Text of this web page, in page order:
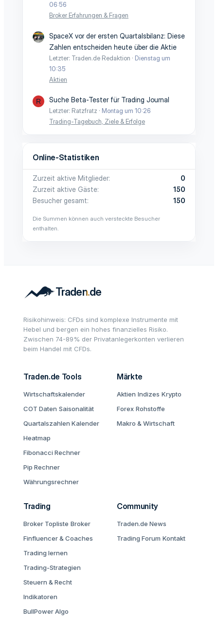
06:56
Broker Erfahrungen & Fragen
SpaceX vor der ersten Quartalsbilanz: Diese
Zahlen entscheiden heute über die Aktie
Letzter: Traden.de Redaktion
Dienstag um
10:35
Aktien
R Suche Beta-Tester für Trading Journal
Letzter: Ratzfratz
Montag um 10:26
Trading-Tagebuch, Ziele & Erfolge
Online-Statistiken
Zurzeit aktive Mitglieder
0
Zurzeit aktive Gäste
150
Besucher gesamt
150
Die Summen können auch versteckte Besucher
enthalten.
Risikohinweis: CFDs sind komplexe Instrumente mit
Hebel und bergen ein hohes finanzielles Risiko.
Zwischen 74-89% der Privatanlegerkonten verlieren
beim Handel mit CFDs.
Traden.de Tools
Wirtschaftskalender
COT Daten Saisonalität
Quartalszahlen Kalender
Heatmap
Fibonacci Rechner
Pip Rechner
Währungsrechner
Märkte
Aktien Indizes Krypto
Forex Rohstoffe
Makro & Wirtschaft
Trading
Broker Topliste Broker
Finfluencer & Coaches
Trading lernen
Trading-Strategien
Steuern & Recht
Indikatoren
BullPower Algo
Community
Traden.de News
Trading Forum Kontakt